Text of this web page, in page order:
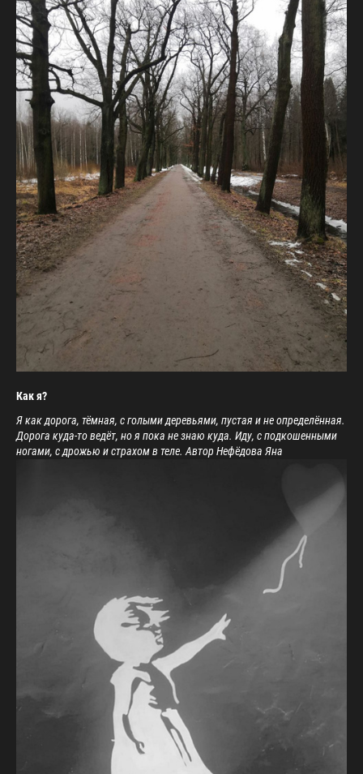
Как я?
Я как дорога, тёмная, с голыми деревьями, пустая и не определённая.
Дорога куда-то ведёт, но я пока не знаю куда. Иду, с подкошенными
ногами, с дрожью и страхом в теле. Автор Нефёдова Яна